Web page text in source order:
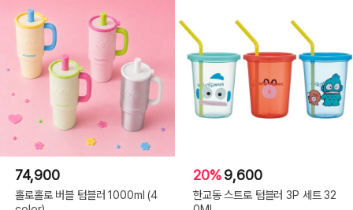
74,900
홀로홀로 버블 텀블러 1000ml (4
20%9,600
한교동 스트로 텀블러 3P 세트 32